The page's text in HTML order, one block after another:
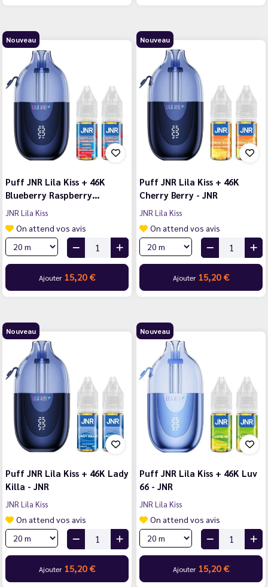
Nouveau
Puff JNR Lila Kiss + 46K
Blueberry Raspberry…
JNR Lila Kiss
On attend vos avis
Ajouter 15,20 €
Nouveau
Puff JNR Lila Kiss + 46K
Cherry Berry - JNR
JNR Lila Kiss
On attend vos avis
Ajouter 15,20 €
Nouveau
Puff JNR Lila Kiss + 46K Lady
Killa - JNR
JNR Lila Kiss
On attend vos avis
Ajouter 15,20 €
Nouveau
Puff JNR Lila Kiss + 46K Luv
66 - JNR
JNR Lila Kiss
On attend vos avis
Ajouter 15,20 €